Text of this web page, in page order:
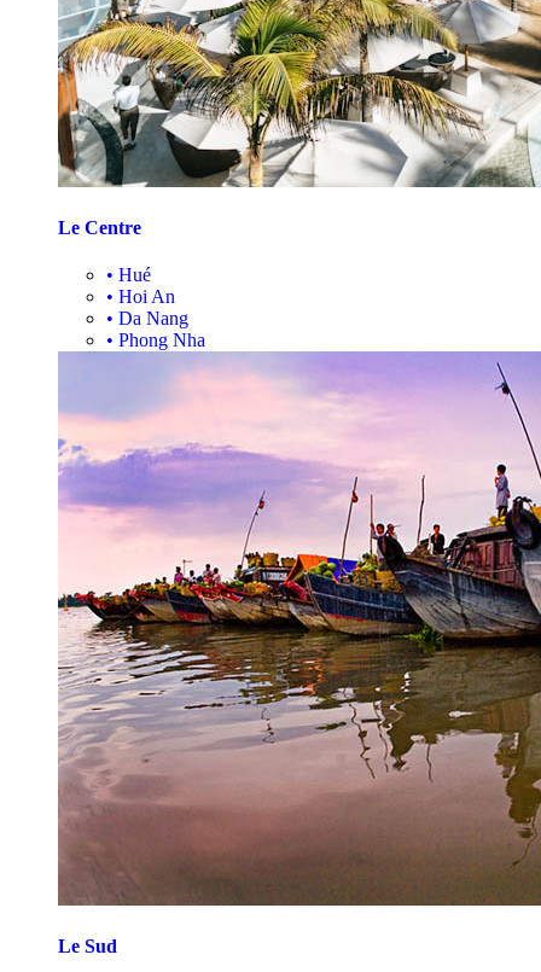
Le Centre
• Hué
• Hoi An
• Da Nang
• Phong Nha
Le Sud